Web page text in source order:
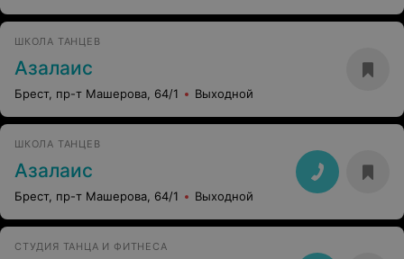
ШКОЛА ТАНЦЕВ
Азалаис
Брест, пр-т Машерова, 64/1 Выходной
ШКОЛА ТАНЦЕВ
Азалаис
Брест, пр-т Машерова, 64/1 Выходной
СТУДИЯ ТАНЦА И ФИТНЕСА